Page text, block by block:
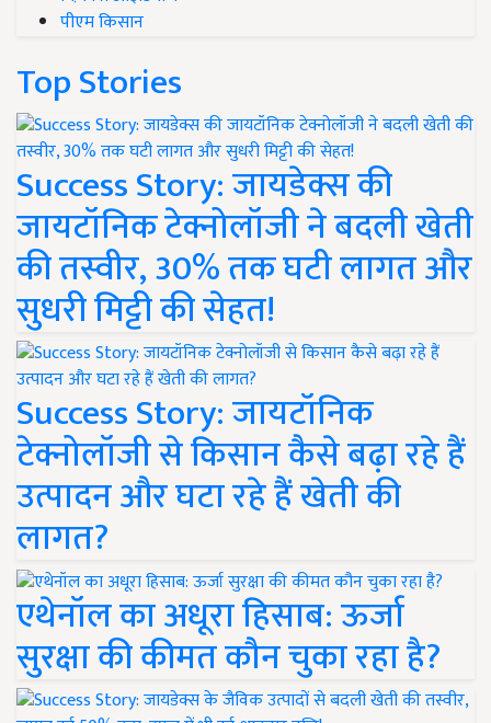
पीएम किसान
Top Stories
Success Story: जायडेक्स की
जायटॉनिक टेक्नोलॉजी ने बदली खेती
की तस्वीर, 30% तक घटी लागत और
सुधरी मिट्टी की सेहत!
Success Story: जायटॉनिक
टेक्नोलॉजी से किसान कैसे बढ़ा रहे हैं
उत्पादन और घटा रहे हैं खेती की
लागत?
एथेनॉल का अधूरा हिसाब: ऊर्जा
सुरक्षा की कीमत कौन चुका रहा है?